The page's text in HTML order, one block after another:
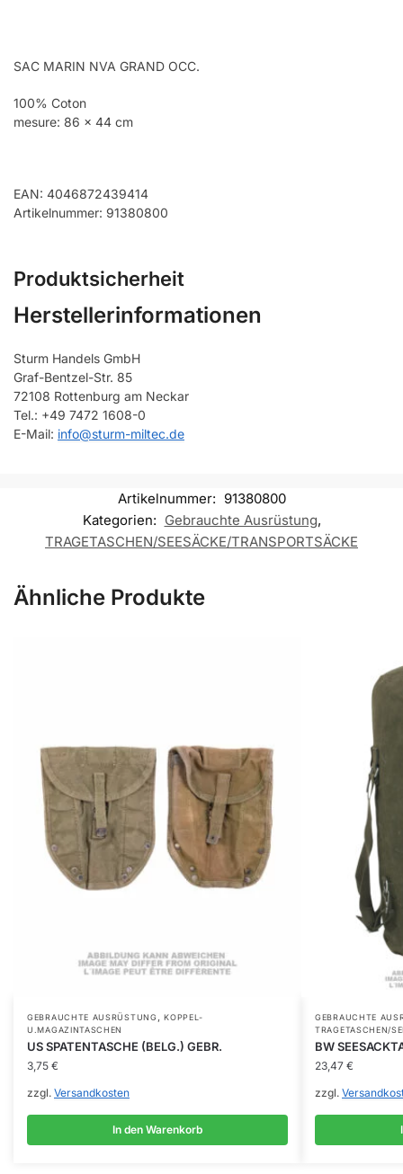
SAC MARIN NVA GRAND OCC.
100% Coton
mesure: 86 x 44 cm
EAN: 4046872439414
Artikelnummer: 91380800
Produktsicherheit
Herstellerinformationen
Sturm Handels GmbH
Graf-Bentzel-Str. 85
72108 Rottenburg am Neckar
Tel.: +49 7472 1608-0
E-Mail: info@sturm-miltec.de
Artikelnummer: 91380800
Kategorien: Gebrauchte Ausrüstung,
TRAGETASCHEN/SEESÄCKE/TRANSPORTSÄCKE
Ähnliche Produkte
GEBRAUCHTE AUSRÜSTUNG,KOPPEL-
U.MAGAZINTASCHEN
US SPATENTASCHE (BELG.) GEBR.
3,75 €
zzgl. Versandkosten
In den Warenkorb
GEBRAUCHTE
TRAGETASCHEN/
BW
23,47 €
zzgl.